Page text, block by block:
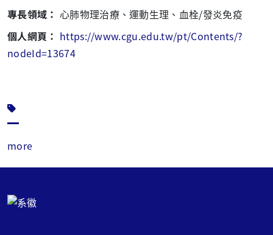
專長領域： 心肺物理治療、運動生理、血栓/發炎免疫
個人網頁： https://www.cgu.edu.tw/pt/Contents/?
nodeId=13674
more